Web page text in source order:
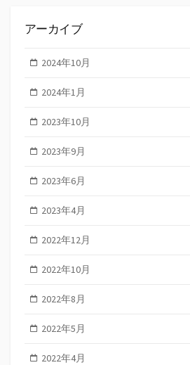
アーカイブ
2024年10月
2024年1月
2023年10月
2023年9月
2023年6月
2023年4月
2022年12月
2022年10月
2022年8月
2022年5月
2022年4月